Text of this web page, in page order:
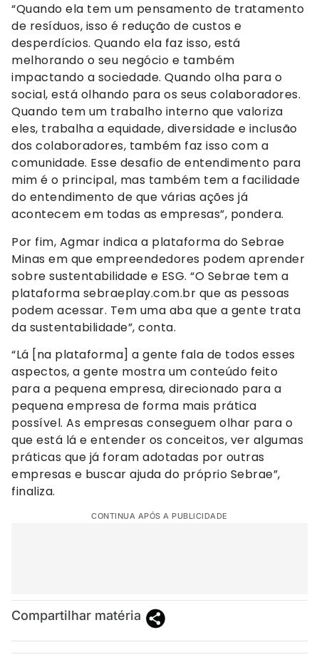
“Quando ela tem um pensamento de tratamento
de resíduos, isso é redução de custos e
desperdícios. Quando ela faz isso, está
melhorando o seu negócio e também
impactando a sociedade. Quando olha para o
social, está olhando para os seus colaboradores.
Quando tem um trabalho interno que valoriza
eles, trabalha a equidade, diversidade e inclusão
dos colaboradores, também faz isso com a
comunidade. Esse desafio de entendimento para
mim é o principal, mas também tem a facilidade
do entendimento de que várias ações já
acontecem em todas as empresas”, pondera.
Por fim, Agmar indica a plataforma do Sebrae
Minas em que empreendedores podem aprender
sobre sustentabilidade e ESG. “O Sebrae tem a
plataforma sebraeplay.com.br que as pessoas
podem acessar. Tem uma aba que a gente trata
da sustentabilidade”, conta.
“Lá [na plataforma] a gente fala de todos esses
aspectos, a gente mostra um conteúdo feito
para a pequena empresa, direcionado para a
pequena empresa de forma mais prática
possível. As empresas conseguem olhar para o
que está lá e entender os conceitos, ver algumas
práticas que já foram adotadas por outras
empresas e buscar ajuda do próprio Sebrae”,
finaliza.
CONTINUA APÓS A PUBLICIDADE
Compartilhar matéria